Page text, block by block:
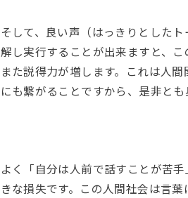
そして、良い声（はっきりとした
解し実行することが出来ますと、
また説得力が増します。これは人
にも繋がることですから、是非と
よく「自分は人前で話すことが苦
きな損失です。この人間社会は言